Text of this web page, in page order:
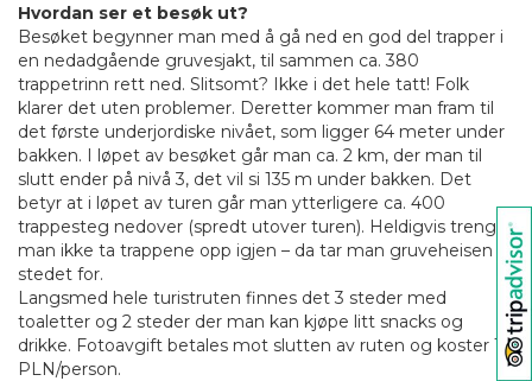
Hvordan ser et besøk ut?
Besøket begynner man med å gå ned en god del trapper i
en nedadgående gruvesjakt, til sammen ca. 380
trappetrinn rett ned. Slitsomt? Ikke i det hele tatt! Folk
klarer det uten problemer. Deretter kommer man fram til
det første underjordiske nivået, som ligger 64 meter under
bakken. I løpet av besøket går man ca. 2 km, der man til
slutt ender på nivå 3, det vil si 135 m under bakken. Det
betyr at i løpet av turen går man ytterligere ca. 400
trappesteg nedover (spredt utover turen). Heldigvis trenger
man ikke ta trappene opp igjen – da tar man gruveheisen i
stedet for.
Langsmed hele turistruten finnes det 3 steder med
toaletter og 2 steder der man kan kjøpe litt snacks og
drikke. Fotoavgift betales mot slutten av ruten og koster 10
PLN/person.